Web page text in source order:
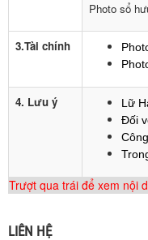
Photo sổ
3.Tài chính
4. Lưu ý
Lữ
Đối
Trượt qua trái để xem nội
LIÊN HỆ